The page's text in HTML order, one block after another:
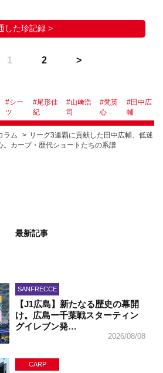
した珍記録 >
1 2
#シー
ツ
#尾形佳
紀
#山﨑浩
司
#梵英
心
#田中広
輔
ラム
リーグ3連覇に貢献した田中広輔、低迷
。カープ・歴代ショートたちの系譜
最新記事
SANFRECCE
【J1広島】新たなる歴史の幕開
け。広島ー千葉戦スターティン
グイレブン発…
2026/08/08
CARP